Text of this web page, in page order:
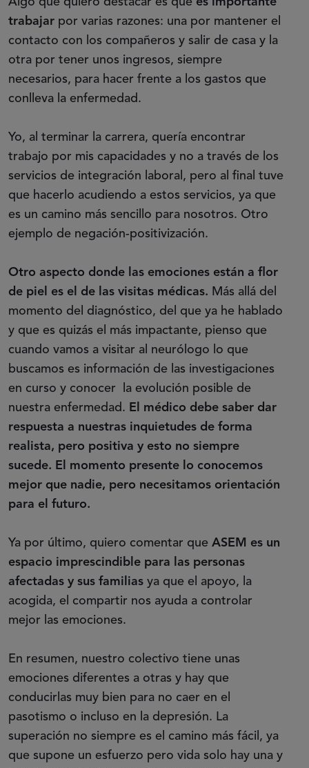
trabajar por varias razones: una por mantener el
contacto con los compañeros y salir de casa y la
otra por tener unos ingresos, siempre
necesarios, para hacer frente a los gastos que
conlleva la enfermedad.
Yo, al terminar la carrera, quería encontrar
trabajo por mis capacidades y no a través de los
servicios de integración laboral, pero al final tuve
que hacerlo acudiendo a estos servicios, ya que
es un camino más sencillo para nosotros. Otro
ejemplo de negación-positivización.
Otro aspecto donde las emociones están a flor
de piel es el de las visitas médicas. Más allá del
momento del diagnóstico, del que ya he hablado
y que es quizás el más impactante, pienso que
cuando vamos a visitar al neurólogo lo que
buscamos es información de las investigaciones
en curso y conocer la evolución posible de
nuestra enfermedad. El médico debe saber dar
respuesta a nuestras inquietudes de forma
realista, pero positiva y esto no siempre
sucede. El momento presente lo conocemos
mejor que nadie, pero necesitamos orientación
para el futuro.
Ya por último, quiero comentar que ASEM es un
espacio imprescindible para las personas
afectadas y sus familias ya que el apoyo, la
acogida, el compartir nos ayuda a controlar
mejor las emociones.
En resumen, nuestro colectivo tiene unas
emociones diferentes a otras y hay que
conducirlas muy bien para no caer en el
pasotismo o incluso en la depresión. La
superación no siempre es el camino más fácil, ya
que supone un esfuerzo pero vida solo hay una y